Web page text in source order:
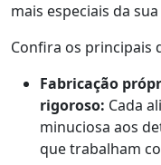
mais especiais da
Confira os principais
Fabricação
rigoroso: Cada
minuciosa aos
que trabalham